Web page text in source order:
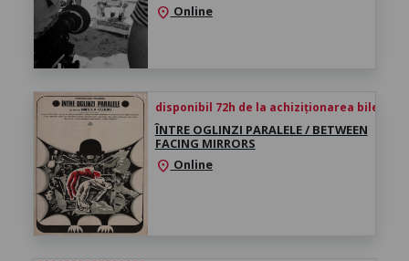
location_on Online
disponibil 72h de la achiziționarea biletului
ÎNTRE OGLINZI PARALELE / BETWEEN
FACING MIRRORS
location_on Online